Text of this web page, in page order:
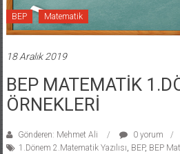
BEP Matematik
18 Aralık 2019
BEP MATEMATİK
ÖRNEKLERİ
Gönderen: Mehmet Ali
0 yorum
1.Dönem 2.Matematik Yazılısı BEP, BEP